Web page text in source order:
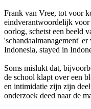
Frank van Vree, tot voor
eindverantwoordelijk voor
oorlog, schetst een beeld
'schandaalmanagement'
Indonesia, stayed in
Soms mislukt dat,
de school klapt over een
en intimidatie zijn zijn
onderzoek deed naar de